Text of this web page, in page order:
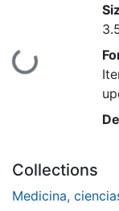
Loading...
Collections
Medicina,